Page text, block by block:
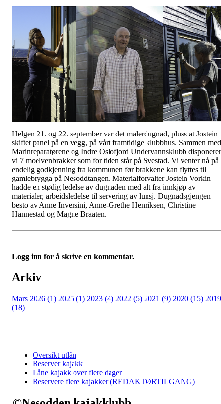
Helgen 21. og 22. september var det malerdugnad, pluss at Jostein
skiftet panel på en vegg, på vårt framtidige klubbhus. Sammen med
Marinreparatørene og Indre Oslofjord Undervannsklubb disponerer
vi 7 moelvenbrakker som for tiden står på Svestad. Vi venter nå på
endelig godkjenning fra kommunen før brakkene kan flyttes til
gamlebrygga på Nesoddtangen. Materialforvalter Jostein Vorkin
hadde en stødig ledelse av dugnaden med alt fra innkjøp av
materialer, arbeidsledelse til servering av lunsj. Dugnadsgjengen
besto av Anne Inversini, Anne-Grethe Henriksen, Christine
Hannestad og Magne Braaten.
Logg inn for å skrive en kommentar.
Arkiv
Mars 2026 (1) 2025 (1) 2023 (4) 2022 (5) 2021 (9) 2020 (15) 2019
(18)
Oversikt utlån
Reserver kajakk
Låne kajakk over flere dager
Reservere flere kajakker (REDAKTØRTILGANG)